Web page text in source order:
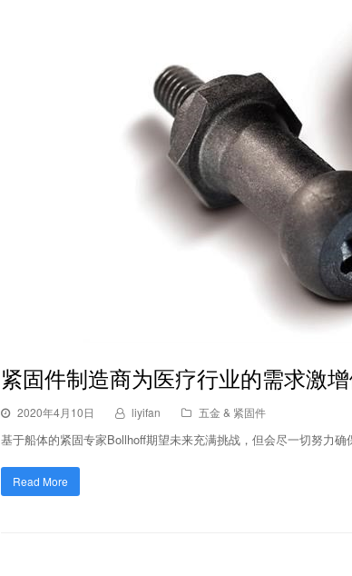
紧固件制造商为医疗行业的需求激
2020年4月10日 liyifan 五金 & 紧固件
基于船体的紧固专家Bollhoff期望未来充满挑战，但会尽一切努力
Read More